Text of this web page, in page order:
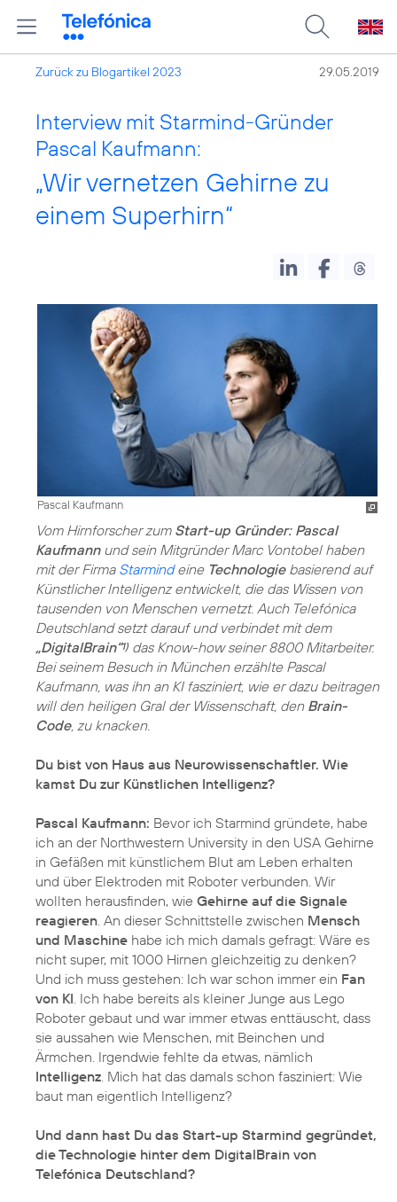
Zurück zu Blogartikel 2023 29.05.2019
Interview mit Starmind-Gründer
Pascal Kaufmann:
„Wir vernetzen Gehirne zu
einem Superhirn“
Pascal Kaufmann
Vom Hirnforscher zum Start-up Gründer: Pascal
Kaufmannund sein Mitgründer Marc Vontobel haben
mit der Firma Starmindeine Technologiebasierend auf
Künstlicher Intelligenz entwickelt, die das Wissen von
tausenden von Menschen vernetzt. Auch Telefónica
Deutschland setzt darauf und verbindet mit dem
„DigitalBrain“1) das Know-how seiner 8800 Mitarbeiter.
Bei seinem Besuch in München erzählte Pascal
Kaufmann, was ihn an KI fasziniert, wie er dazu beitragen
will den heiligen Gral der Wissenschaft, den Brain-
Code, zu knacken.
Du bist von Haus aus Neurowissenschaftler. Wie
kamst Du zur Künstlichen Intelligenz?
Pascal Kaufmann: Bevor ich Starmind gründete, habe
ich an der Northwestern University in den USA Gehirne
in Gefäßen mit künstlichem Blut am Leben erhalten
und über Elektroden mit Roboter verbunden. Wir
wollten herausfinden, wie Gehirne auf die Signale
reagieren . An dieser Schnittstelle zwischen Mensch
und Maschine habe ich mich damals gefragt: Wäre es
nicht super, mit 1000 Hirnen gleichzeitig zu denken?
Und ich muss gestehen: Ich war schon immer ein Fan
von KI . Ich habe bereits als kleiner Junge aus Lego
Roboter gebaut und war immer etwas enttäuscht, dass
sie aussahen wie Menschen, mit Beinchen und
Ärmchen. Irgendwie fehlte da etwas, nämlich
Intelligenz . Mich hat das damals schon fasziniert: Wie
baut man eigentlich Intelligenz?
Und dann hast Du das Start-up Starmind gegründet,
die Technologie hinter dem DigitalBrain von
Telefónica Deutschland?